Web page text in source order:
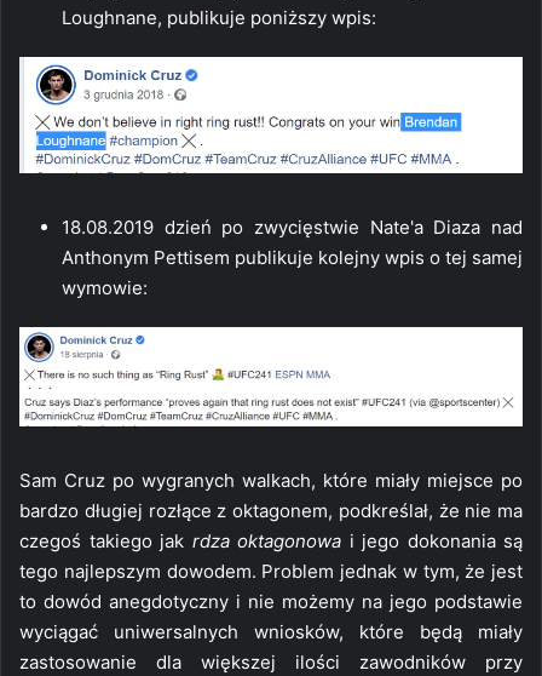
Loughnane, publikuje poniższy wpis:
18.08.2019 dzień po zwycięstwie Nate'a Diaza nad
Anthonym Pettisem publikuje kolejny wpis o tej samej
wymowie:
Sam Cruz po wygranych walkach, które miały miejsce po
bardzo długiej rozłące z oktagonem, podkreślał, że nie ma
czegoś takiego jak rdza oktagonowa i jego dokonania są
tego najlepszym dowodem. Problem jednak w tym, że jest
to dowód anegdotyczny i nie możemy na jego podstawie
wyciągać uniwersalnych wniosków, które będą miały
zastosowanie dla większej ilości zawodników przy